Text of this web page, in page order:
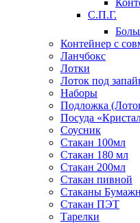
С.П.Г.
Контейнер с
Ланчбокс
Лотки
Лоток под
Наборы
Подложка
Посуда
Соусник
Стакан 100мл
Стакан 180 мл
Стакан 200мл
Стакан пивной
Стаканы
Стакан ПЭТ
Тарелки